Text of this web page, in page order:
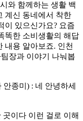
와 함께하는 생활 백
계신 동네에서 착한
이 있으신가요? 요즘
똑한 소비생활의 해답
내용 알아보죠. 인천
장과 이야기 나눠봅
종미) : 네 안녕하세
이다 이런 걸로 이해